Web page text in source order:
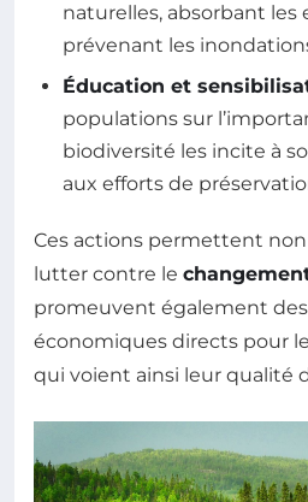
naturelles, absorbant les
prévenant les
Éducation et
populations sur
biodiversité les incite à
aux efforts de
Ces actions permettent
lutter contre le
promeuvent également
économiques directs pour
qui voient ainsi leur qualité